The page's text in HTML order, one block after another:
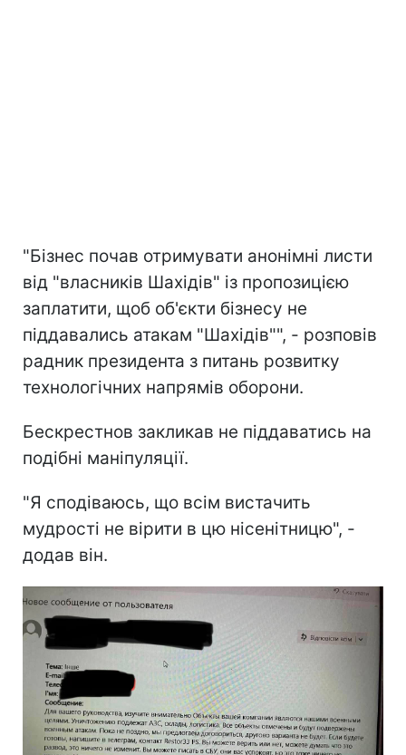
"Бізнес почав отримувати анонімні листи
від "власників Шахідів" із пропозицією
заплатити, щоб об'єкти бізнесу не
піддавались атакам "Шахідів"", - розповів
радник президента з питань розвитку
технологічних напрямів оборони.
Бескрестнов закликав не піддаватись на
подібні маніпуляції.
"Я сподіваюсь, що всім вистачить
мудрості не вірити в цю нісенітницю", -
додав він.